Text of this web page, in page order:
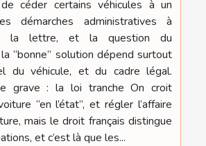
de céder certains véhicules à un
démarches administratives à
la lettre, et la question du
“bonne” solution dépend surtout
du véhicule, et du cadre légal.
grave : la loi tranche On croit
“en l’état”, et régler l’affaire
mais le droit français distingue
et c’est là que les...